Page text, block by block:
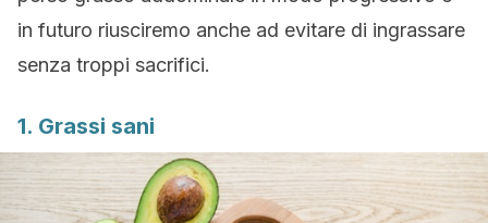
in futuro riusciremo anche ad evitare di ingrassare
senza troppi sacrifici.
1. Grassi sani